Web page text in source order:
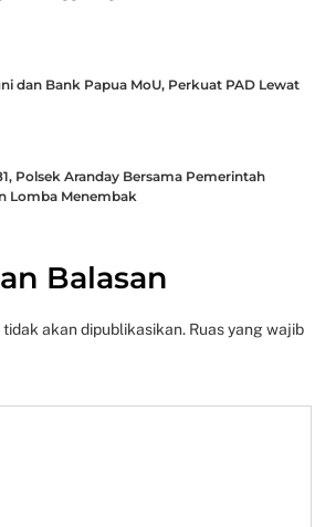
dan Bank Papua MoU, Perkuat PAD Lewat
Polsek Aranday Bersama Pemerintah
Lomba Menembak
Balasan
akan dipublikasikan. Ruas yang wajib